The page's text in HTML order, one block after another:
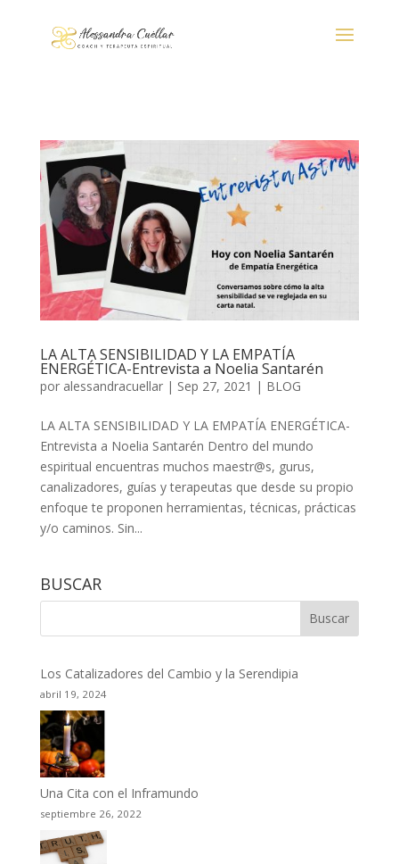
LA ALTA SENSIBILIDAD Y LA EMPATÍA
ENERGÉTICA-Entrevista a Noelia Santarén
por alessandracuellar| Sep 27, 2021 | BLOG
LA ALTA SENSIBILIDAD Y LA EMPATÍA ENERGÉTICA-
Entrevista a Noelia Santarén Dentro del mundo
espiritual encuentras muchos maestr@s, gurus,
canalizadores, guías y terapeutas que desde su propio
enfoque te proponen herramientas, técnicas, prácticas
y/o caminos. Sin...
BUSCAR
Los Catalizadores del Cambio y la Serendipia
abril 19, 2024
Una Cita con el Inframundo
septiembre 26, 2022